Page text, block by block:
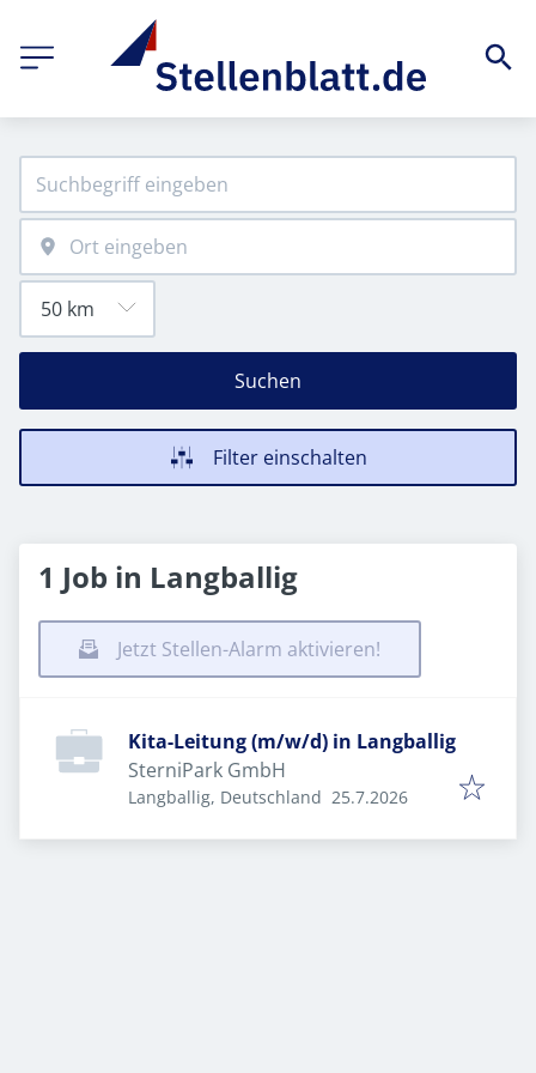
Suchen
Filter einschalten
1 Job in Langballig
Jetzt Stellen-Alarm aktivieren!
Kita-Leitung (m/w/d) in Langballig
SterniPark GmbH
Langballig, Deutschland Veröffentlicht
25.7.2026